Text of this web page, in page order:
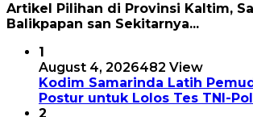
Artikel Pilihan di Provinsi Kaltim,
Balikpapan san Sekitarnya...
1
August 4, 2026482 View
Kodim Samarinda Latih
Postur untuk Lolos Tes TNI-
2